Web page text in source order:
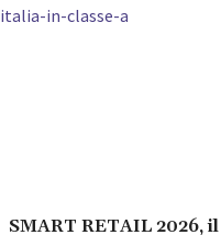
in-classe-a
SMART RETAIL 2026,